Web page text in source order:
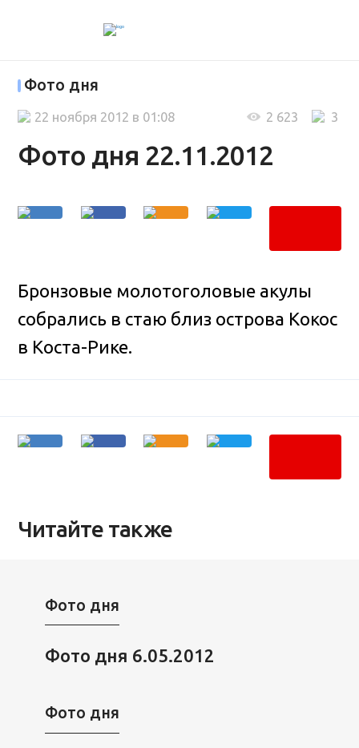
Фото дня
Фото дня 22.11.2012
3
2 623
22 ноября 2012 в 01:08
Бронзовые молотоголовые акулы
собрались в стаю близ острова Кокос
в Коста-Рике.
Читайте также
Фото дня
Фото дня 6.05.2012
Фото дня